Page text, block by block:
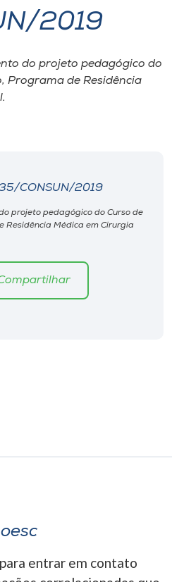
2019
do projeto pedagógico do
Programa de Residência
35/CONSUN/2019
projeto pedagógico do Curso de
Residência Médica em Cirurgia
entrar em contato